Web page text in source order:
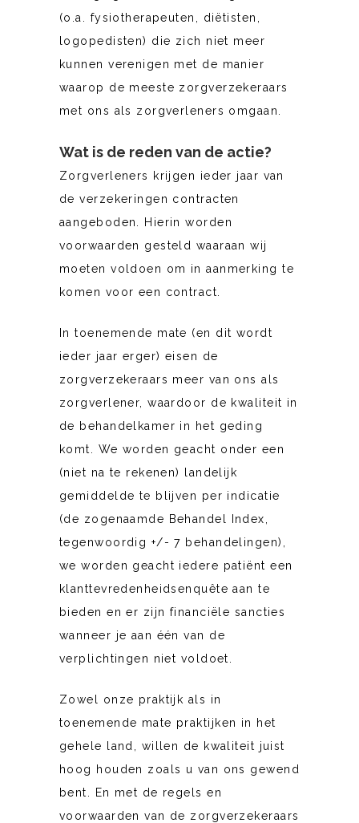
(o.a. fysiotherapeuten, diëtisten,
logopedisten) die zich niet meer
kunnen verenigen met de manier
waarop de meeste zorgverzekeraars
met ons als zorgverleners omgaan.
Wat is de reden van de actie?
Zorgverleners krijgen ieder jaar van
de verzekeringen contracten
aangeboden. Hierin worden
voorwaarden gesteld waaraan wij
moeten voldoen om in aanmerking te
komen voor een contract.
In toenemende mate (en dit wordt
ieder jaar erger) eisen de
zorgverzekeraars meer van ons als
zorgverlener, waardoor de kwaliteit in
de behandelkamer in het geding
komt. We worden geacht onder een
(niet na te rekenen) landelijk
gemiddelde te blijven per indicatie
(de zogenaamde Behandel Index,
tegenwoordig +/- 7 behandelingen),
we worden geacht iedere patiënt een
klanttevredenheidsenquête aan te
bieden en er zijn financiële sancties
wanneer je aan één van de
verplichtingen niet voldoet.
Zowel onze praktijk als in
toenemende mate praktijken in het
gehele land, willen de kwaliteit juist
hoog houden zoals u van ons gewend
bent. En met de regels en
voorwaarden van de zorgverzekeraars